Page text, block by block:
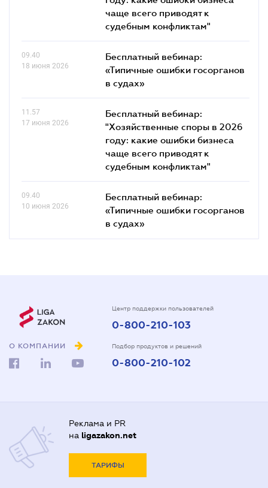
чаще всего приводят к
судебным конфликтам"
09.40
18 июня 2026
Бесплатный вебинар:
«Типичные ошибки госорганов
в судах»
11.57
17 июня 2026
Бесплатный вебинар:
"Хозяйственные споры в 2026
году: какие ошибки бизнеса
чаще всего приводят к
судебным конфликтам"
09.40
10 июня 2026
Бесплатный вебинар:
«Типичные ошибки госорганов
в судах»
О КОМПАНИИ
Центр поддержки пользователей
0-800-210-103
Подбор продуктов и решений
0-800-210-102
Реклама и PR
на ligazakon.net
ТАРИФЫ